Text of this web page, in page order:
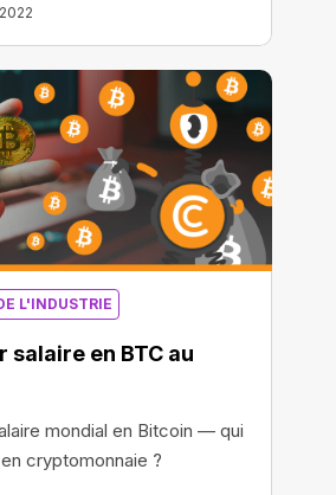
L'INDUSTRIE
salaire en BTC au
mondial en Bitcoin — qui
cryptomonnaie ?